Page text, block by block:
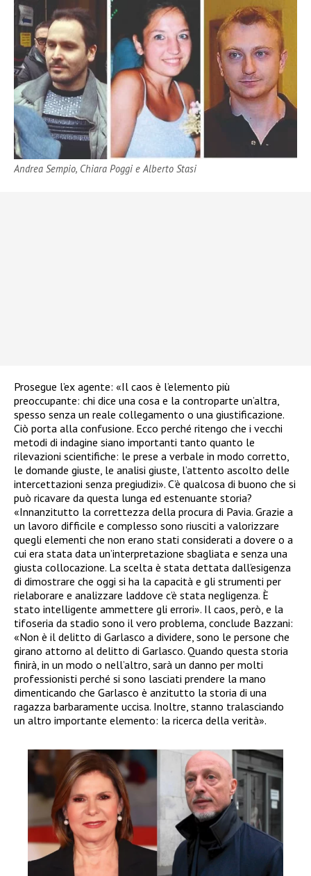
Andrea Sempio, Chiara Poggi e Alberto Stasi
Prosegue l’ex agente: «Il caos è l’elemento più
preoccupante: chi dice una cosa e la controparte un’altra,
spesso senza un reale collegamento o una giustificazione.
Ciò porta alla confusione. Ecco perché ritengo che i vecchi
metodi di indagine siano importanti tanto quanto le
rilevazioni scientifiche: le prese a verbale in modo corretto,
le domande giuste, le analisi giuste, l’attento ascolto delle
intercettazioni senza pregiudizi». C’è qualcosa di buono che si
può ricavare da questa lunga ed estenuante storia?
«Innanzitutto la correttezza della procura di Pavia. Grazie a
un lavoro difficile e complesso sono riusciti a valorizzare
quegli elementi che non erano stati considerati a dovere o a
cui era stata data un’interpretazione sbagliata e senza una
giusta collocazione. La scelta è stata dettata dall’esigenza
di dimostrare che oggi si ha la capacità e gli strumenti per
rielaborare e analizzare laddove c’è stata negligenza. È
stato intelligente ammettere gli errori». Il caos, però, e la
tifoseria da stadio sono il vero problema, conclude Bazzani:
«Non è il delitto di Garlasco a dividere, sono le persone che
girano attorno al delitto di Garlasco. Quando questa storia
finirà, in un modo o nell’altro, sarà un danno per molti
professionisti perché si sono lasciati prendere la mano
dimenticando che Garlasco è anzitutto la storia di una
ragazza barbaramente uccisa. Inoltre, stanno tralasciando
un altro importante elemento: la ricerca della verità».